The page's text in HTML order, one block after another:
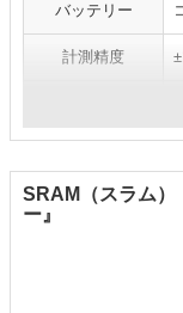
バッテリー
計測精度
SRAM（スラム）
ー』